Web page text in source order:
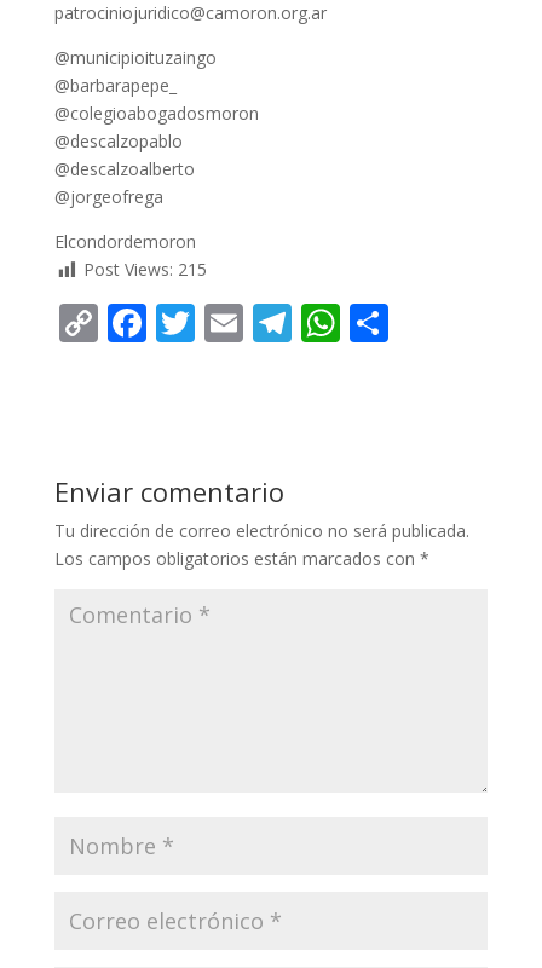
patrociniojuridico@camoron.org.ar
@municipioituzaingo
@barbarapepe_
@colegioabogadosmoron
@descalzopablo
@descalzoalberto
@jorgeofrega
Elcondordemoron
Post Views: 215
C
Li
n
k
F
o
o
k
T E T
m
W
p
p
C
ti
r
Enviar comentario
Tu dirección de correo electrónico no será publicada.
Los campos obligatorios están marcados con *